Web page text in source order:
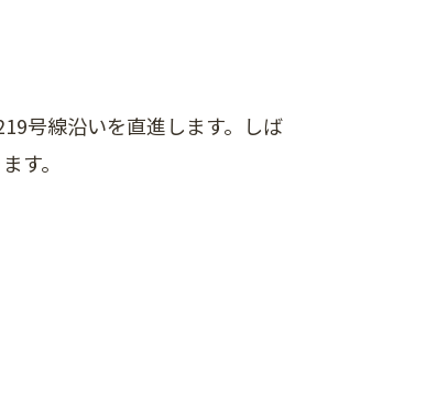
号線沿いを直進します。しば
す。